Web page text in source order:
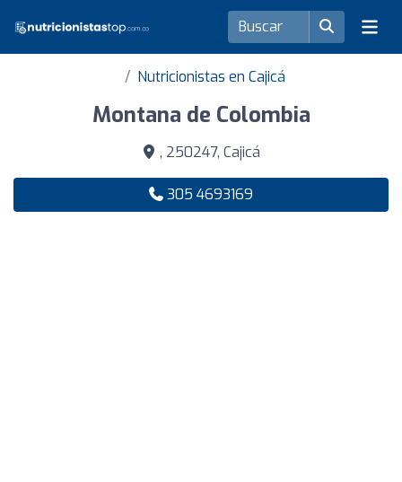
Nutricionistas en Cajicá
Montana de Colombia
, 250247, Cajicá
305 4693169